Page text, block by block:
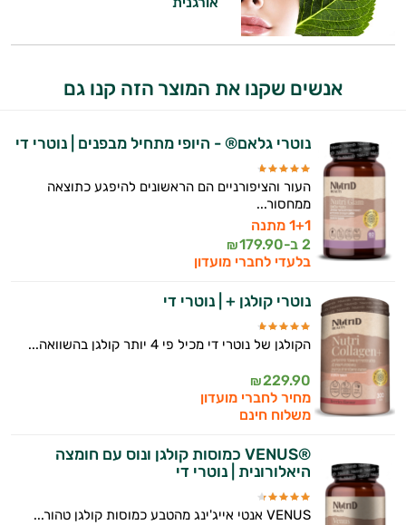
אנשים שקנו את המוצר הזה קנו גם
נוטרי גלאם® - היופי מתחיל מבפנים | נוטרי די
העור והציפורניים הם הראשונים להיפגע כתוצאה
ממחסור...
1+1 מתנה
2 ב-
179.90
₪
בלעדי לחברי מועדון
נוטרי קולגן + | נוטרי די
הקולגן של נוטרי די מכיל פי 4 יותר קולגן בהשוואה...
229.90
₪
מחיר לחברי מועדון
משלוח חינם
®VENUS כמוסות קולגן ונוס עם חומצה
היאלורונית | נוטרי די
VENUS אנטי אייג'ינג מהטבע כמוסות קולגן טהור...
התזונה ומוצרי הבריאות המדויקים למטרות
ולמצב הגופני שלך, ולהסביר לך אילו רכיבים
אישיות מבוססות מדעית.
זה הזמן להתחיל. איך אוכל לעזור?